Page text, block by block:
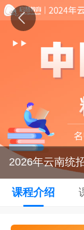
2026年云南统
课程介绍